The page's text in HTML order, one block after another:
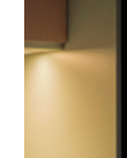
Conversão